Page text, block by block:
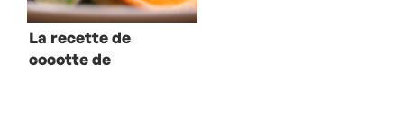
La recette de
cocotte de